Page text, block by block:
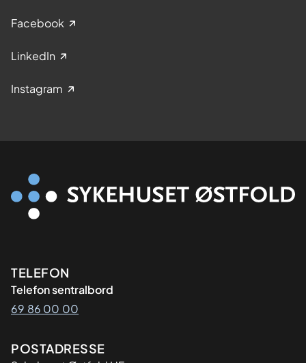
Facebook
LinkedIn
Instagram
Kontaktinformasjon
TELEFON
Telefon sentralbord
69 86 00 00
Adresse
POSTADRESSE